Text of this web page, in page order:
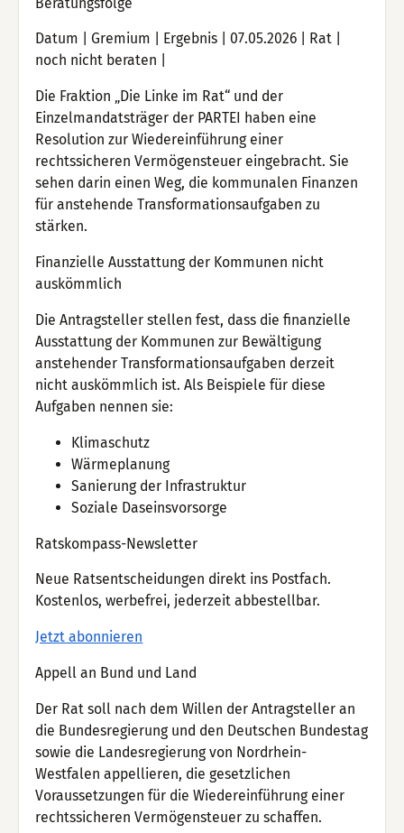
Datum | Gremium | Ergebnis | 07.05.2026 | Rat |
noch nicht beraten |
Die Fraktion „Die Linke im Rat“ und der
Einzelmandatsträger der PARTEI haben eine
Resolution zur Wiedereinführung einer
rechtssicheren Vermögensteuer eingebracht. Sie
sehen darin einen Weg, die kommunalen Finanzen
für anstehende Transformationsaufgaben zu
stärken.
Finanzielle Ausstattung der Kommunen nicht
auskömmlich
Die Antragsteller stellen fest, dass die finanzielle
Ausstattung der Kommunen zur Bewältigung
anstehender Transformationsaufgaben derzeit
nicht auskömmlich ist. Als Beispiele für diese
Aufgaben nennen sie:
Klimaschutz
Wärmeplanung
Sanierung der Infrastruktur
Soziale Daseinsvorsorge
Ratskompass-Newsletter
Neue Ratsentscheidungen direkt ins Postfach.
Kostenlos, werbefrei, jederzeit abbestellbar.
Jetzt abonnieren
Appell an Bund und Land
Der Rat soll nach dem Willen der Antragsteller an
die Bundesregierung und den Deutschen Bundestag
sowie die Landesregierung von Nordrhein-
Westfalen appellieren, die gesetzlichen
Voraussetzungen für die Wiedereinführung einer
rechtssicheren Vermögensteuer zu schaffen.